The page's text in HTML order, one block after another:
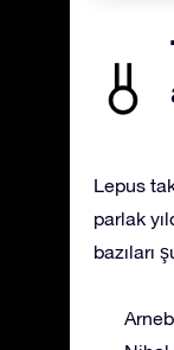
Lepus
parlak
bazıları
Arneb